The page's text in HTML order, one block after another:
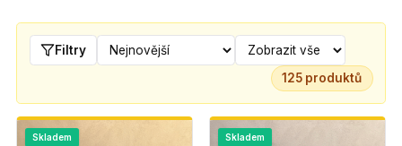
Filtry
125 produktů
Skladem
Skladem